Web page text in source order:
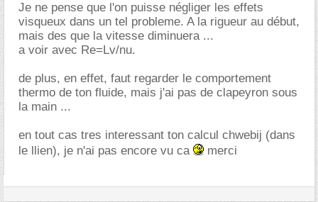
Je ne pense que l'on puisse négliger les effets
visqueux dans un tel probleme. A la rigueur au début,
mais des que la vitesse diminuera ...
a voir avec Re=Lv/nu.
de plus, en effet, faut regarder le comportement
thermo de ton fluide, mais j'ai pas de clapeyron sous
la main ...
en tout cas tres interessant ton calcul chwebij (dans
le llien), je n'ai pas encore vu ca
merci